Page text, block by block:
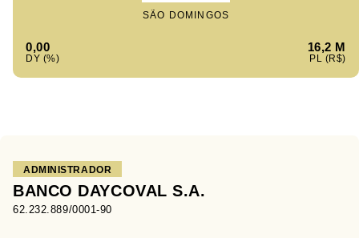
SÃO DOMINGOS
0,00 16,2 M
ADMINISTRADOR
BANCO DAYCOVAL S.A.
62.232.889/0001-90